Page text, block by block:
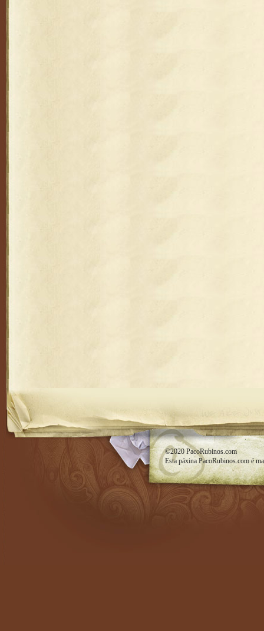
©2020PacoRubinos.com
Esta páxina PacoRubinos.com é
RSS feed